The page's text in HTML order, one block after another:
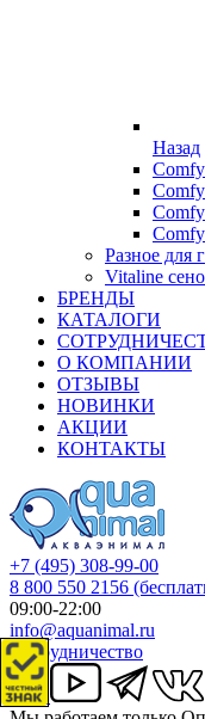
Назад
Разное для
Vitaline
БРЕНДЫ
КАТАЛОГИ
О КОМПАНИИ
ОТЗЫВЫ
НОВИНКИ
АКЦИИ
КОНТАКТЫ
+7 (495) 308-99-00
8 800 550 2156
09:00-22:00
info@aquanimal.ru
Сотрудничество